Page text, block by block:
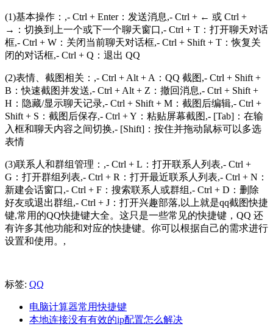
(1)基本操作：,- Ctrl + Enter：发送消息,- Ctrl + ← 或 Ctrl +
→：切换到上一个或下一个聊天窗口,- Ctrl + T：打开聊天对话
框,- Ctrl + W：关闭当前聊天对话框,- Ctrl + Shift + T：恢复关
闭的对话框,- Ctrl + Q：退出 QQ
(2)表情、截图相关：,- Ctrl + Alt + A：QQ 截图,- Ctrl + Shift +
B：快速截图并发送,- Ctrl + Alt + Z：撤回消息,- Ctrl + Shift +
H：隐藏/显示聊天记录,- Ctrl + Shift + M：截图后编辑,- Ctrl +
Shift + S：截图后保存,- Ctrl + Y：粘贴屏幕截图,- [Tab]：在输
入框和聊天内容之间切换,- [Shift]：按住并拖动鼠标可以多选
表情
(3)联系人和群组管理：,- Ctrl + L：打开联系人列表,- Ctrl +
G：打开群组列表,- Ctrl + R：打开最近联系人列表,- Ctrl + N：
新建会话窗口,- Ctrl + F：搜索联系人或群组,- Ctrl + D：删除
好友或退出群组,- Ctrl + J：打开兴趣部落,以上就是qq截图快捷
键,常用的QQ快捷键大全。这只是一些常见的快捷键，QQ 还
有许多其他功能和对应的快捷键。你可以根据自己的需求进行
设置和使用。,
标签: QQ
电脑计算器常用快捷键
本地连接没有有效的ip配置怎么解决